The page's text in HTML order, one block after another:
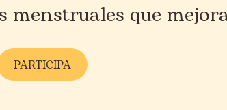
menstruales que
PARTICIPA